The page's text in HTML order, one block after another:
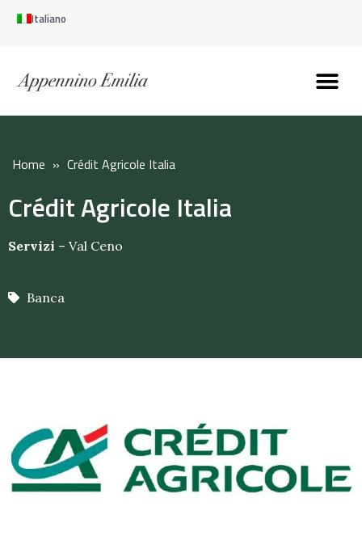
Italiano
Home » Crédit Agricole Italia
Crédit Agricole Italia
Servizi – Val Ceno
Banca